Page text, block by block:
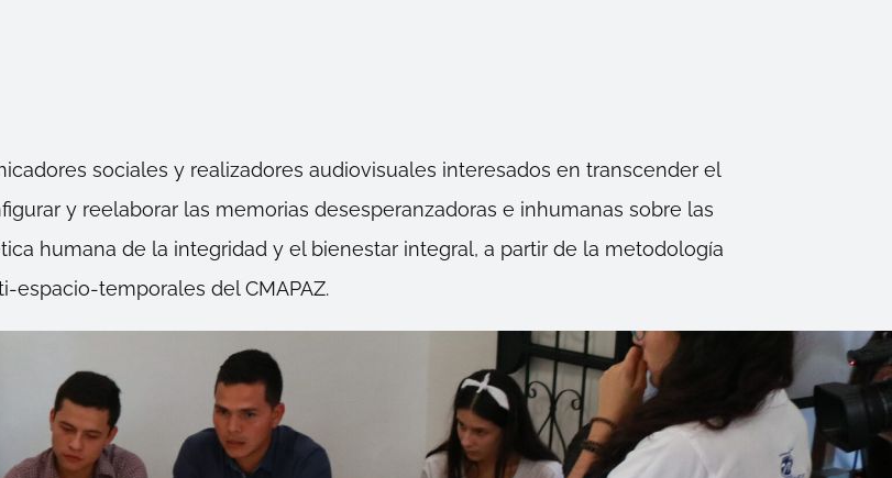
sociales y realizadores audiovisuales interesados en transcender el
y reelaborar las memorias desesperanzadoras e inhumanas sobre las
humana de la integridad y el bienestar integral, a partir de la metodología
espacio-temporales del CMAPAZ.